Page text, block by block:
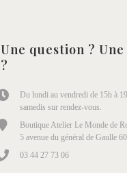
Une question ?
?
Du lundi au vendredi de 15h à
samedis sur rendez-vous.
Boutique Atelier Le Monde de
5 avenue du général de Gaulle
03 44 27 73 06